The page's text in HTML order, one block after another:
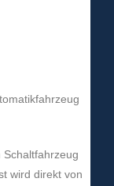
wird direkt von